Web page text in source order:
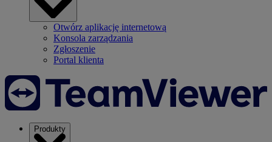
Otwórz aplikację internetową
Konsola zarządzania
Zgłoszenie
Portal klienta
Produkty